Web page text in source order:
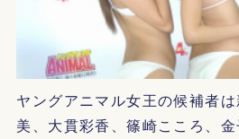
ヤングアニマル女王の候補者
美、大貫彩香、篠崎こころ、